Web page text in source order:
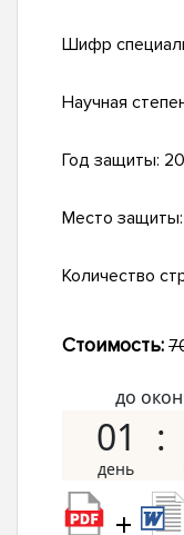
Шифр
Научная
Год защиты:
Место защиты:
Количество
Стоимость:
до
01
+